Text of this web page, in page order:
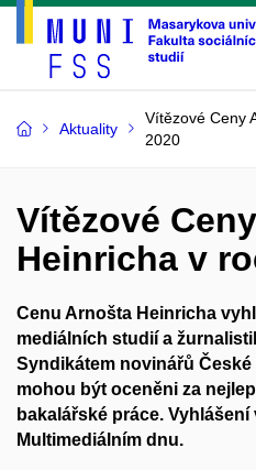
Aktuality
Vítězové Ceny
2020
Vítězové
Heinricha v
Cenu Arnošta Heinricha
mediálních studií a
Syndikátem novinářů
mohou být oceněni za
bakalářské práce.
Multimediálním dnu.